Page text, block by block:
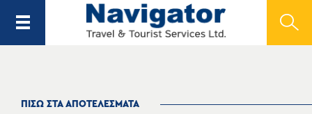
ΠΙΣΩ ΣΤΑ ΑΠΟΤΕΛΕΣΜΑΤΑ